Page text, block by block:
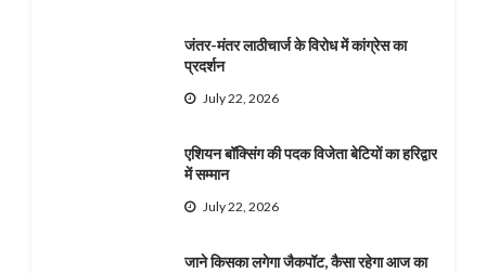
जंतर-मंतर लाठीचार्ज के विरोध में कांग्रेस का
प्रदर्शन
July 22, 2026
एशियन बॉक्सिंग की पदक विजेता बेटियों का हरिद्वार
में सम्मान
July 22, 2026
जाने किसका लगेगा जैकपॉट, कैसा रहेगा आज का